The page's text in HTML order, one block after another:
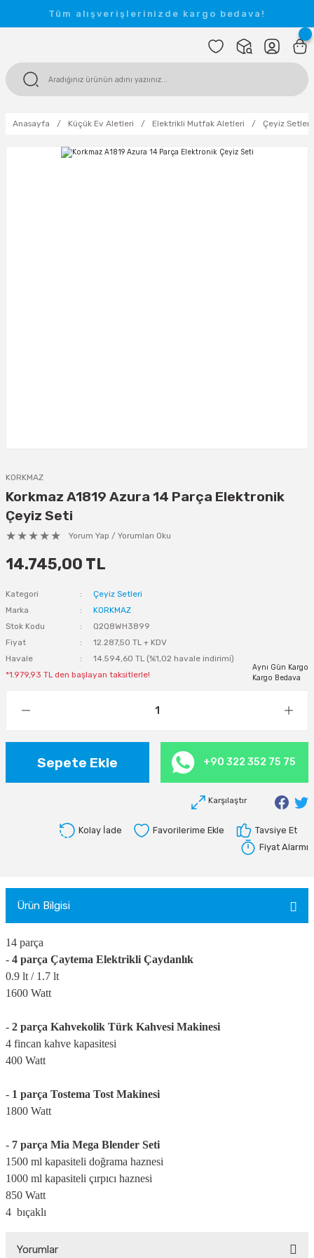
Tüm alışverişlerinizde kargo bedava!
Anasayfa Küçük Ev Aletleri Elektrikli Mutfak Aletleri Çeyiz Setleri
KORKMAZ
Korkmaz A1819 Azura 14 Parça Elektronik
Çeyiz Seti
Yorum Yap / Yorumları Oku
14.745,00 TL
Kategori
Çeyiz Setleri
Marka
KORKMAZ
Stok Kodu
Q2Q8WH3899
Fiyat
12.287,50 TL + KDV
Havale
14.594,60 TL (%1,02 havale indirimi)
*1.979,93 TL den başlayan taksitlerle!
Aynı Gün Kargo
Kargo Bedava
Sepete Ekle +90 322 352 75 75
Karşılaştır
Kolay İade
Tavsiye Et
Fiyat Alarmı
Ürün Bilgisi
14 parça
- 4 parça Çaytema Elektrikli Çaydanlık
0.9 lt / 1.7 lt
1600 Watt
- 2 parça Kahvekolik Türk Kahvesi Makinesi
4 fincan kahve kapasitesi
400 Watt
- 1 parça Tostema Tost Makinesi
1800 Watt
- 7 parça Mia Mega Blender Seti
1500 ml kapasiteli doğrama haznesi
1000 ml kapasiteli çırpıcı haznesi
850 Watt
4 bıçaklı
Yorumlar